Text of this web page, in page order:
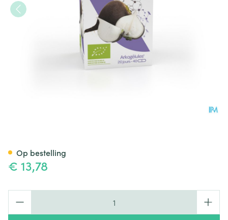
€ 13,78
Op bestelling